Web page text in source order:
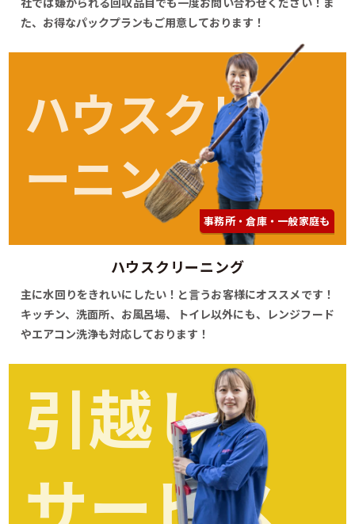
た、お得なパックプランもご用意しております！
ハウスクリ
ーニング
事務所・倉庫・一般家庭も
ハウスクリーニング
主に水回りをきれいにしたい！と言うお客様にオススメです！
キッチン、洗面所、お風呂場、トイレ以外にも、レンジフード
やエアコン洗浄も対応しております！
引越し
サービス